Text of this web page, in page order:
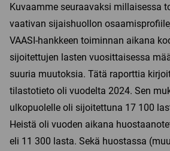
Kuvaamme seuraavaksi millaisessa
vaativan sijaishuollon
VAASI-hankkeen toiminnan aikana
sijoitettujen lasten vuosittaisessa
suuria muutoksia. Tätä raporttia
tilastotieto oli vuodelta 2024. Sen
ulkopuolelle oli sijoitettuna 17 100
Heistä oli vuoden aikana
eli 11 300 lasta. Sekä huostassa